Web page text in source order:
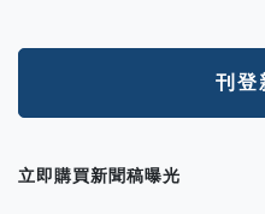
刊登
立即購買新聞稿曝光